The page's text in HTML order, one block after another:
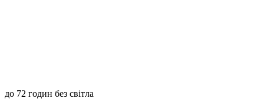
до 72 годин без світла